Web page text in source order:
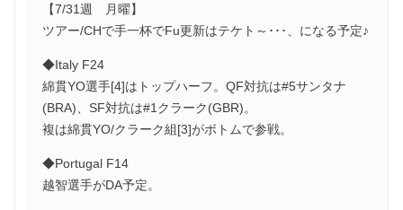
【7/31週 月曜】
ツアー/CHで手一杯でFu更新はテケト～･･･、になる予定♪
◆Italy F24
綿貫YO選手[4]はトップハーフ。QF対抗は#5サンタナ
(BRA)、SF対抗は#1クラーク(GBR)。
複は綿貫YO/クラーク組[3]がボトムで参戦。
◆Portugal F14
越智選手がDA予定。